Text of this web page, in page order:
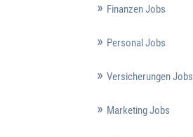
Finanzen Jobs
Personal Jobs
Versicherungen Jobs
Marketing Jobs